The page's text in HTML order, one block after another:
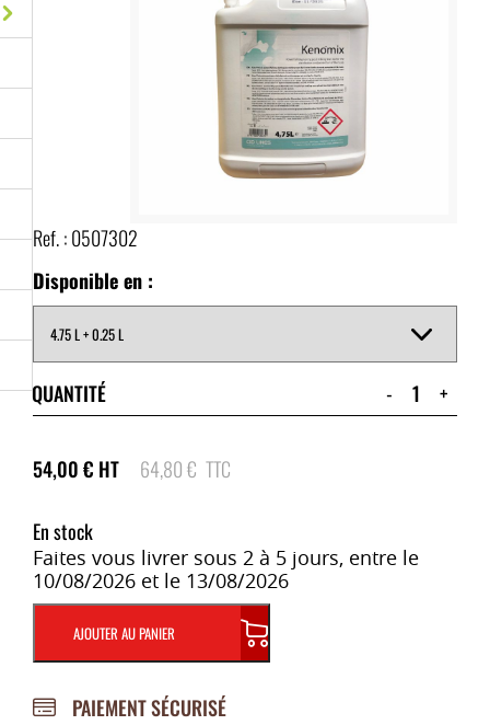
Ref. :0507302
Disponible en :
QUANTITÉ - +
54,00€ HT 64,80€ TTC
En stock
Faites vous livrer sous 2 à 5 jours, entre le
10/08/2026 et le 13/08/2026
AJOUTER AU PANIER
PAIEMENT SÉCURISÉ